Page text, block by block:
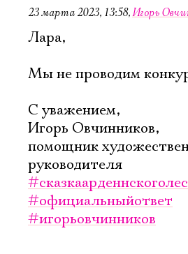
23 марта 2023, 13:58,Игорь
Лара,
Мы не проводим
С уважением,
Игорь Овчинников,
помощник
руководителя
#официальныйответ
#игорьовчинников